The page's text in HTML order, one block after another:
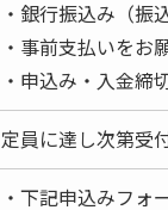
・銀行振込み（振
・事前支払いをお
・申込み・入金締
定員に達し次第受
・下記申込みフォ